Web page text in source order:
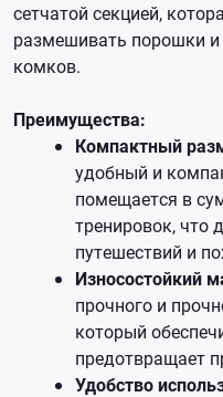
сетчатой секцией,
размешивать порошки
комков.
Преимущества:
Компактный
удобный и
помещается в
тренировок, что
путешествий и
Износостойкий
прочного и
который
предотвращает
Удобство